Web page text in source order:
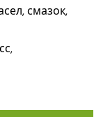
смазок,